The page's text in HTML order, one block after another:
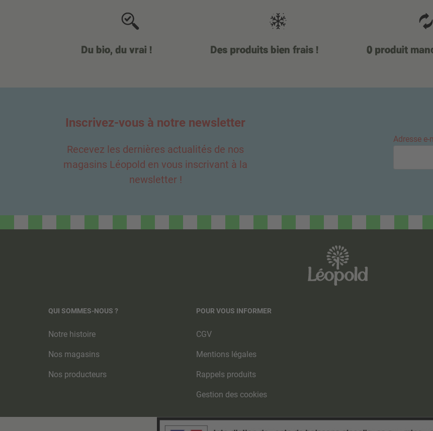
Du bio, du vrai ! Des produits bien frais ! 0 produit
Inscrivez-vous à notre newsletter
Recevez les dernières actualités de nos
magasins Léopold en vous inscrivant à la
newsletter !
Adresse e-
QUI SOMMES-NOUS ?
Notre histoire
Nos magasins
Nos producteurs
POUR VOUS INFORMER
CGV
Mentions légales
Rappels produits
Gestion des cookies